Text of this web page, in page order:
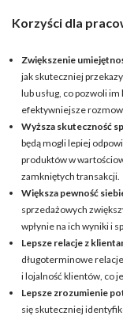
Korzyści dla
Zwiększenie
jak skuteczniej
lub usług, co pozwoli
efektywniejsze
Wyższa skuteczność
będą mogli lepiej
produktów w
zamkniętych transakcji.
Większa pewność
sprzedażowych
wpłynie na ich wyniki i
Lepsze relacje z
długoterminowe
i lojalność klientów, co
Lepsze zrozumienie
się skuteczniej